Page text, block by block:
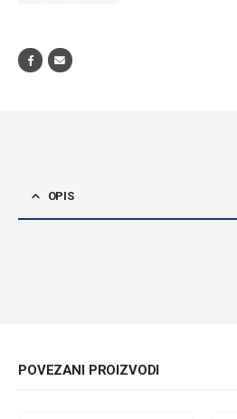
OPIS
POVEZANI PROIZVODI